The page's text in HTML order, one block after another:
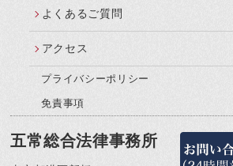
よくあるご質問
アクセス
プライバシーポリシー
免責事項
五常総合法律事務所